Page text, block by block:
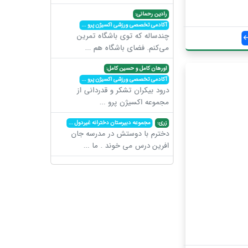
رادین رحمانی:
آکادمی تخصصی ورزشی اکسیژن پرو...
چندساله که توی باشگاه تمرین
می‌کنم. فضای باشگاه هم ...
اورهان کامل و حسین کامل:
آکادمی تخصصی ورزشی اکسیژن پرو...
درود بیکران تشکر و قدردانی از
مجموعه اکسیژن پرو ...
زری: مجموعه دبیرستان دخترانه غیردول...
دخترم با دوستش در مدرسه جان
افرین درس می خوند . ما ...